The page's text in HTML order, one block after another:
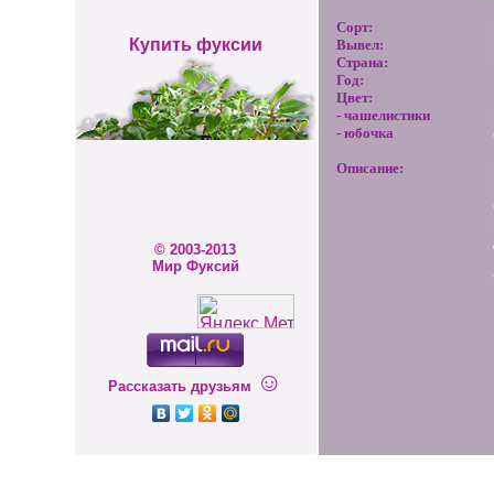
Купить фуксии
© 2003-2013
Мир Фуксий
Рассказать друзьям ☺
Сорт:
Вывел:
Страна:
Год:
Цвет:
- чашелистики
- юбочка
Описание: